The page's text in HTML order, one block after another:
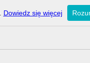
Dowiedz się więcej